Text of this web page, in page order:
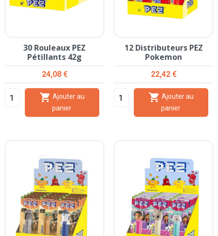
30 Rouleaux PEZ
Pétillants 42g
Prix
24,08 €

panier
12 Distributeurs PEZ
Pokemon
Prix
22,42 €

panier